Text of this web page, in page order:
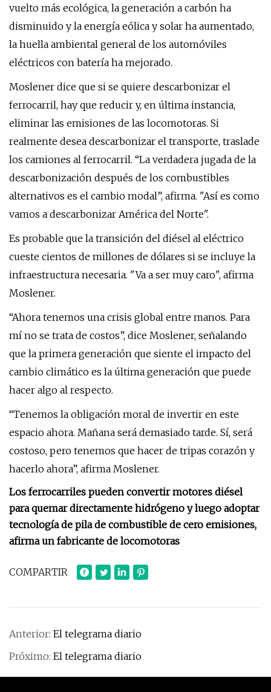
vuelto más ecológica, la generación a carbón ha
disminuido y la energía eólica y solar ha aumentado,
la huella ambiental general de los automóviles
eléctricos con batería ha mejorado.
Moslener dice que si se quiere descarbonizar el
ferrocarril, hay que reducir y, en última instancia,
eliminar las emisiones de las locomotoras. Si
realmente desea descarbonizar el transporte, traslade
los camiones al ferrocarril. “La verdadera jugada de la
descarbonización después de los combustibles
alternativos es el cambio modal”, afirma. "Así es como
vamos a descarbonizar América del Norte".
Es probable que la transición del diésel al eléctrico
cueste cientos de millones de dólares si se incluye la
infraestructura necesaria. "Va a ser muy caro", afirma
Moslener.
“Ahora tenemos una crisis global entre manos. Para
mí no se trata de costos”, dice Moslener, señalando
que la primera generación que siente el impacto del
cambio climático es la última generación que puede
hacer algo al respecto.
“Tenemos la obligación moral de invertir en este
espacio ahora. Mañana será demasiado tarde. Sí, será
costoso, pero tenemos que hacer de tripas corazón y
hacerlo ahora”, afirma Moslener.
Los ferrocarriles pueden convertir motores diésel
para quemar directamente hidrógeno y luego adoptar
tecnología de pila de combustible de cero emisiones,
afirma un fabricante de locomotoras
COMPARTIR
Anterior: El telegrama diario
Próximo: El telegrama diario